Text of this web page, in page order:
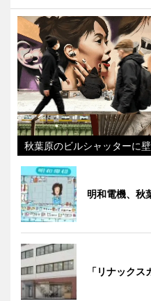
秋葉原のビルシャッターに
明和電機、秋
「リナック